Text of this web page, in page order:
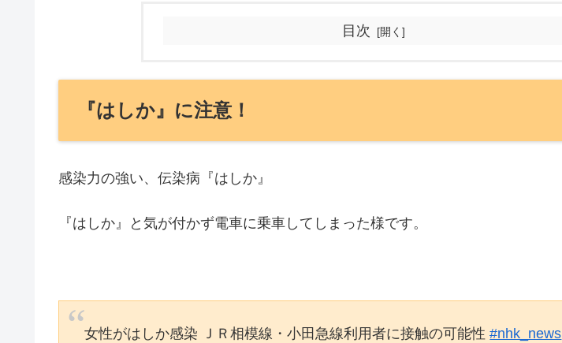
目次
­『はしか』に注意！
感染力の強い、伝染病『はしか』
『はしか』と気が付かず電車に乗車してしまった様です。
女性がはしか感染 ＪＲ相模線・小田急線利用者に接触の可能性#nhk_news